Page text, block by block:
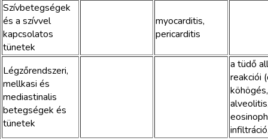
Szívbetegségek
és a szívvel
kapcsolatos
tünetek
myocarditis,
pericarditis
Légzőrendszeri,
mellkasi és
mediastinalis
betegségek és
tünetek
a tüdő
reakciói